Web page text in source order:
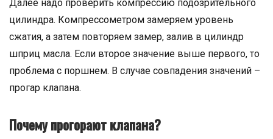
Далее надо проверить компрессию подозрительного
цилиндра. Компрессометром замеряем уровень
сжатия, а затем повторяем замер, залив в цилиндр
шприц масла. Если второе значение выше первого, то
проблема с поршнем. В случае совпадения значений –
прогар клапана.
Почему прогорают клапана?